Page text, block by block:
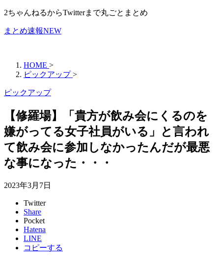
2ちゃんねるからTwitterまで丸ごとまとめ
まとめ速報NEW
HOME >
ピックアップ >
ピックアップ
【修羅場】「貴方が飲み会にくるのを
嫌がってる女子社員がいる」と言われ
て飲み会に参加しなかったんだが最悪
な事になった・・・
2023年3月7日
Twitter
Share
Pocket
Hatena
LINE
コピーする